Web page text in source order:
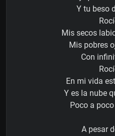
Y tu beso
Mis secos
Mis pobres
Con
En mi vida
Y es la nube
Poco a
A pesar